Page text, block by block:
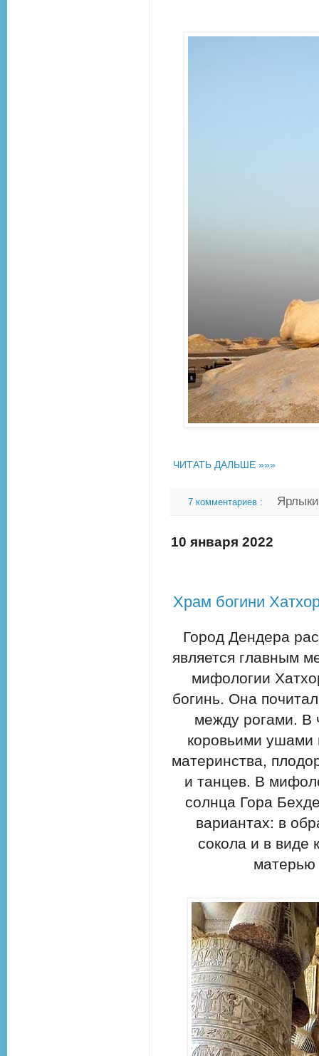
ЧИТАТЬ ДАЛЬШЕ »»»
7 комментариев :
10 января 2022
Храм богини
Город Дендера
является главным
мифологии
богинь. Она
между рогами. В
коровьими ушами
материнства,
и танцев. В
солнца Гора
вариантах: в
сокола и в виде
матерью